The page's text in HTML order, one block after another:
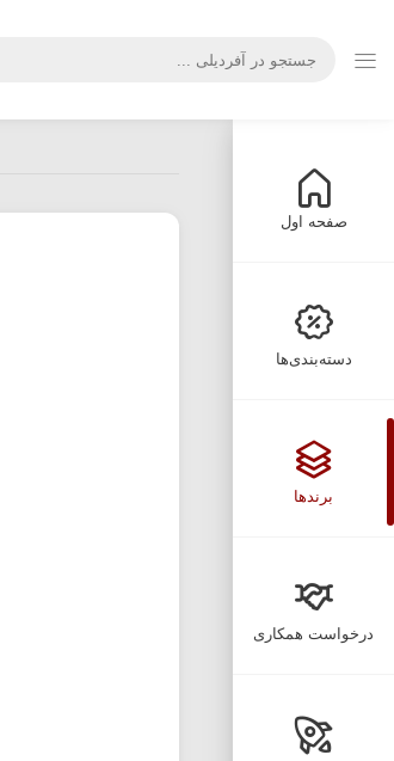
صفحه اول
دسته‌بندی‌ها
برندها
درخواست همکاری